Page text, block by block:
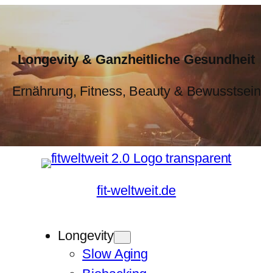
Longevity & Ganzheitliche Gesundheit
Ernährung, Fitness, Beauty & Bewusstsein
fit-weltweit.de
Longevity
Slow Aging